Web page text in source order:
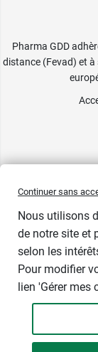
Pharma GDD
distance (Fevad) et
Continuer sans
Nous utilisons
de notre site et
selon les
Pour modifier
lien 'Gérer mes